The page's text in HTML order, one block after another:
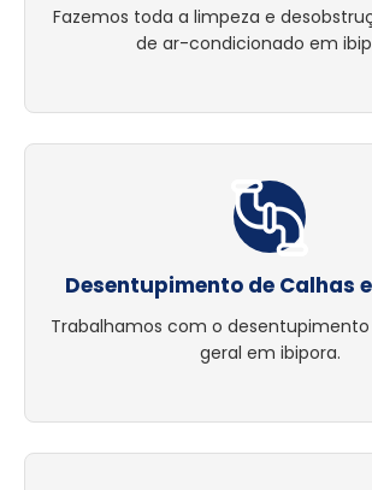
Fazemos toda a limpeza e
de ar-condicionado em
Desentupimento de Calhas
Trabalhamos com o
geral em ibipora.